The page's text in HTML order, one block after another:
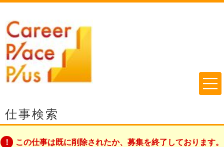
仕事検索
この仕事は既に削除されたか、募集を終了しております。